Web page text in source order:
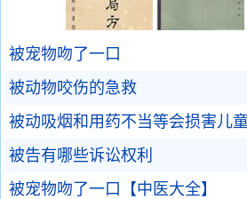
被宠物吻了一口
被动物咬伤的急救
被动吸烟和用药不当等会损害儿
被告有哪些诉讼权利
被宠物吻了一口【中医大全】